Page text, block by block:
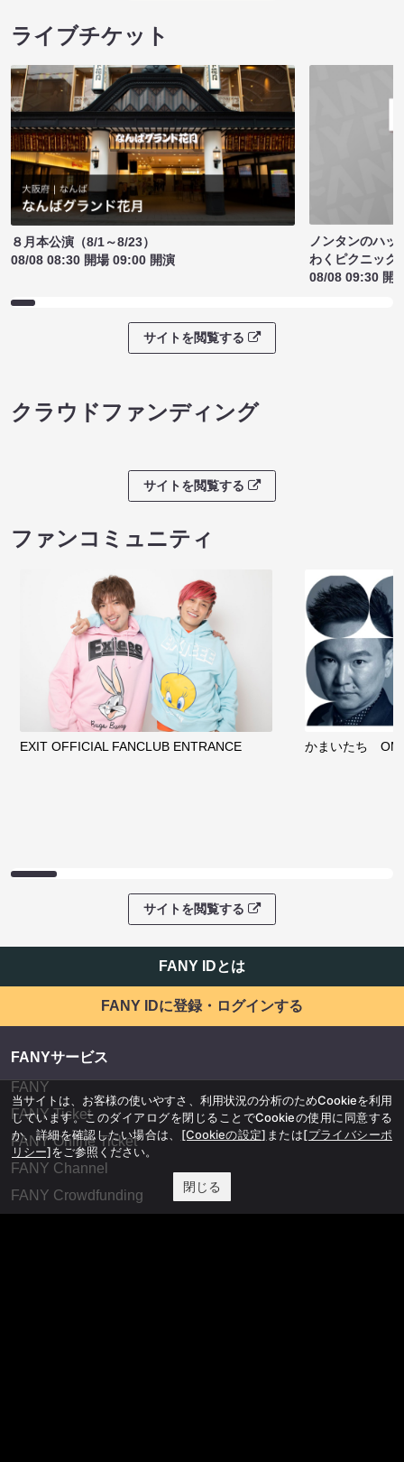
ライブチケット
８月本公演（8/1～8/23）
08/08 08:30 開場 09:00 開演
ノンタンのハッ
わくピクニック
08/08 09:30 開
サイトを閲覧する
クラウドファンディング
サイトを閲覧する
ファンコミュニティ
EXIT OFFICIAL FANCLUB ENTRANCE かまいたち
サイトを閲覧する
FANY IDとは
FANY IDに登録・ログインする
FANYサービス
FANY
FANY Ticket
FANY Online Ticket
FANY Channel
FANY Crowdfunding
当サイトは、お客様の使いやすさ、利用状況の分析のためCookieを利用
しています。このダイアログを閉じることでCookieの使用に同意する
か、詳細を確認したい場合は、 [Cookieの設定] または[プライバシーポ
リシー]をご参照ください。
閉じる